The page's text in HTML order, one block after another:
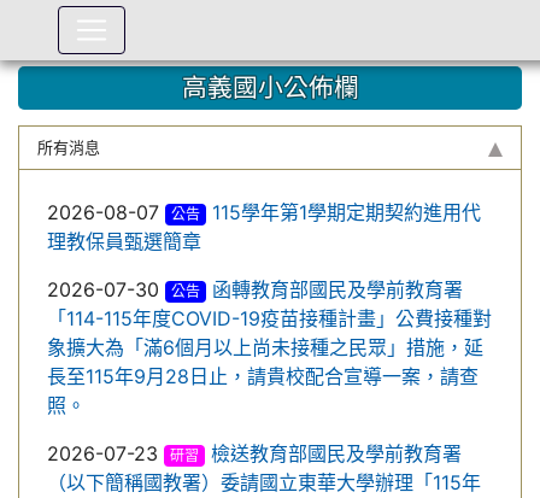
高義國小公佈欄
所有消息
2026-08-07 公告
115學年第1學期定期契約進用代
理教保員甄選簡章
2026-07-30
公告
函轉教育部國民及學前教育署
「114-115年度COVID-19疫苗接種計畫」公費接種對
象擴大為「滿6個月以上尚未接種之民眾」措施，延
長至115年9月28日止，請貴校配合宣導一案，請查
照。
2026-07-23
研習
檢送教育部國民及學前教育署
（以下簡稱國教署）委請國立東華大學辦理「115年